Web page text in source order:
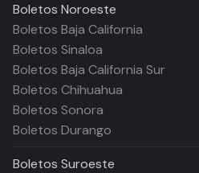
Boletos Noroeste
Boletos Baja California
Boletos Sinaloa
Boletos Baja California Sur
Boletos Chihuahua
Boletos Sonora
Boletos Durango
Boletos Suroeste